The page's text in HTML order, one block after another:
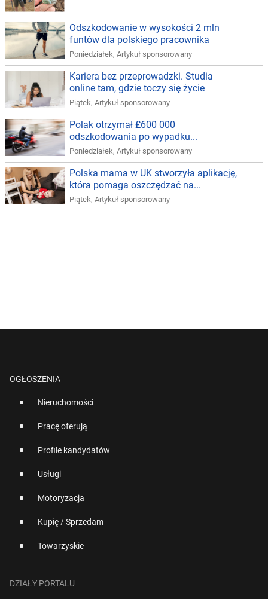
Odszkodowanie w wysokości 2 mln
funtów dla polskiego pracownika
Poniedziałek, Artykuł sponsorowany
Kariera bez przeprowadzki. Studia
online tam, gdzie toczy się życie
Piątek, Artykuł sponsorowany
Polak otrzymał £600 000
odszkodowania po wypadku...
Poniedziałek, Artykuł sponsorowany
Polska mama w UK stworzyła aplikację,
która pomaga oszczędzać na...
Piątek, Artykuł sponsorowany
OGŁOSZENIA
Nieruchomości
Pracę oferują
Profile kandydatów
Usługi
Motoryzacja
Kupię / Sprzedam
Towarzyskie
DZIAŁY PORTALU